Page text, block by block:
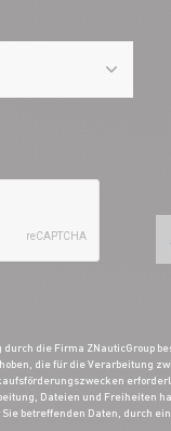
die Firma ZNauticGroup
die für die Verarbeitung
Dateien und Freiheiten
betreffenden Daten, durch